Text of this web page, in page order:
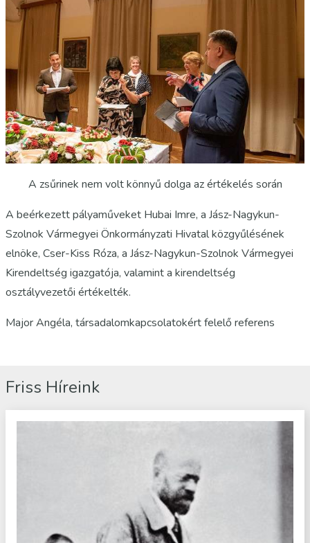
A zsűrinek nem volt könnyű dolga az értékelés során
A beérkezett pályaműveket Hubai Imre, a Jász-Nagykun-
Szolnok Vármegyei Önkormányzati Hivatal közgyűlésének
elnöke, Cser-Kiss Róza, a Jász-Nagykun-Szolnok Vármegyei
Kirendeltség igazgatója, valamint a kirendeltség
osztályvezetői értékelték.
Major Angéla, társadalomkapcsolatokért felelő referens
Friss Híreink